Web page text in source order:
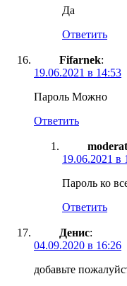
Да
Ответить
Fifarnek:
19.06.2021 в 14:53
Пароль Можно
Ответить
19.06.2021 в
Пароль ко
Ответить
Денис:
04.09.2020 в 16:26
добавьте